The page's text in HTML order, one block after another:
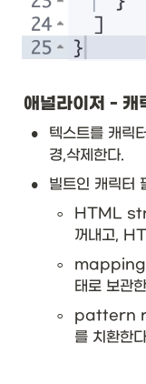
애널라이저 - 캐
•
텍스트를 캐릭
경,삭제한다.
• 빌트인 캐릭터
◦
HTML
꺼내고,
◦
mapping:
태로 보관
◦
pattern
를 치환한